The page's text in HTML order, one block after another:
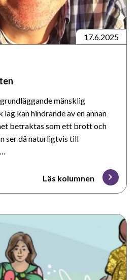
17.6.2025
mänsklig
kan hindrande av en annan
betraktas som ett brott och
ser då naturligtvis till
Läs kolumnen